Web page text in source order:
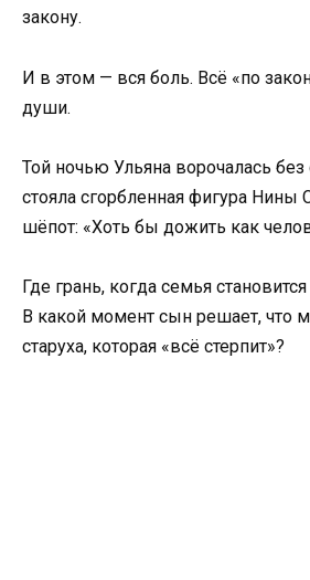
закону.
И в этом — вся боль. Всё «по
души.
Той ночью Ульяна ворочалась
стояла сгорбленная фигура
шёпот: «Хоть бы дожить как
Где грань, когда семья
В какой момент сын решает, что
старуха, которая «всё стерпит»?